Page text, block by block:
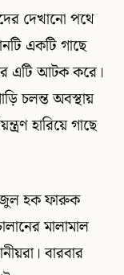
দেখানো পথে
একটি গাছে
এটি আটক করে।
চলন্ত অবস্থায়
হারিয়ে গাছে
হক ফারুক
মালামাল
বারবার